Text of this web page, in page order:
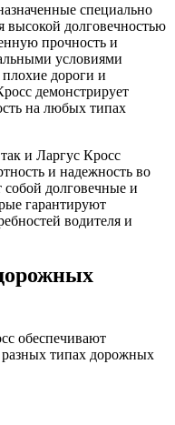
специально
высокой долговечностью
прочность и
условиями
дороги и
демонстрирует
на любых типах
и Ларгус Кросс
и надежность во
долговечные и
гарантируют
водителя и
обеспечивают
типах дорожных